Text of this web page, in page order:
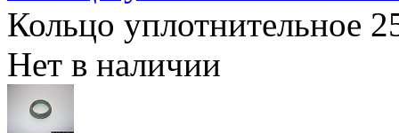
Кольцо уплотнительное
Нет в наличии